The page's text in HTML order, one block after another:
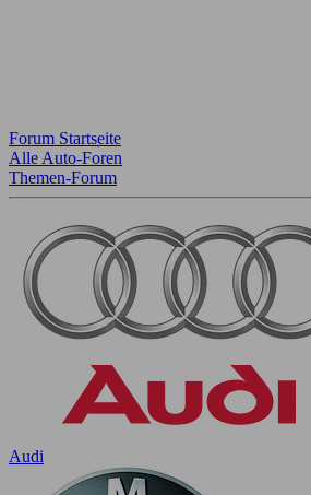
Forum Startseite
Alle Auto-Foren
Themen-Forum
Audi